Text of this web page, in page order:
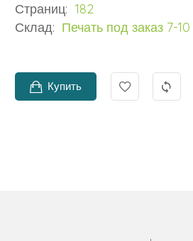
Страниц: 182
Склад: Печать под заказ 7-
Купить